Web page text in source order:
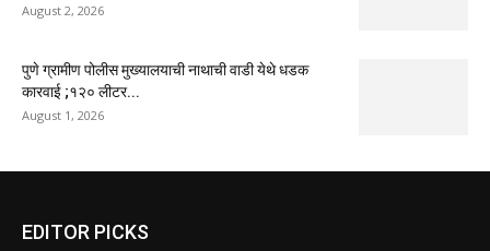
August 2, 2026
पुणे ग्रामीण पोलीस मुख्यालयाची नाथाची वाडी येथे धडक
कारवाई ;१२० लीटर...
August 1, 2026
EDITOR PICKS